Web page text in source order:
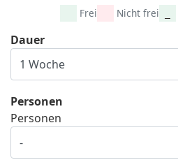
Frei Nicht frei
Dauer
Personen
Personen